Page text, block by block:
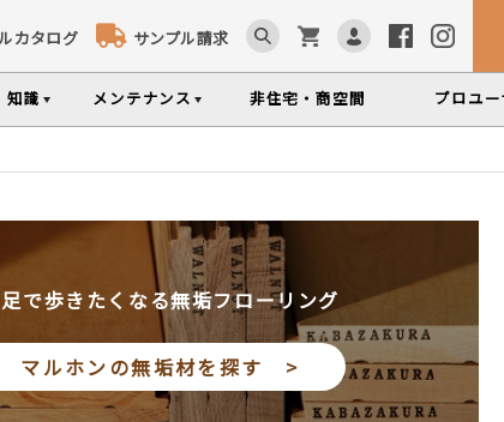
カタログ サンプル請求
パネリング カウンター・テ
塗料・メンテナ
製品特徴から探す
製品
知識
コラム「見る木活かす木」
世界の樹種
世界の樹種の詳しいプロフィールや科学的データを検索
メンテナンス
メンテナンスサービス
非住宅・商空間 プロユ
で歩きたくなる無垢フローリング
マルホンの無垢材を探す >